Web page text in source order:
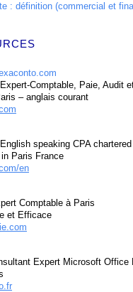
: définition (commercial et
Comptable, Paie, Audit
– anglais courant
speaking CPA chartered
Paris France
en
Comptable à Paris
et Efficace
Expert Microsoft Office